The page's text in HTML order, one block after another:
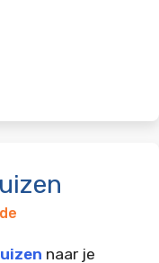
naar je